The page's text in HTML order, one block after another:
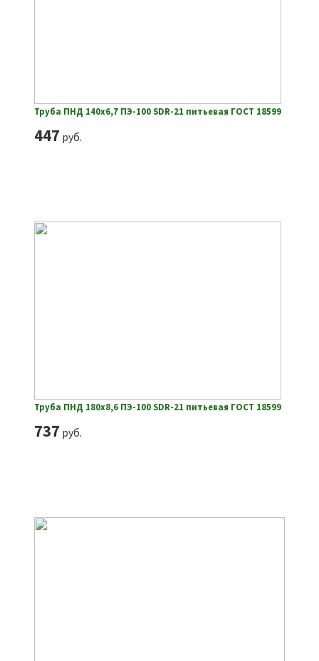
Труба ПНД 140х6,7 ПЭ-100 SDR-21 питьевая ГОСТ 18599
447 руб.
Труба ПНД 180х8,6 ПЭ-100 SDR-21 питьевая ГОСТ 18599
737 руб.